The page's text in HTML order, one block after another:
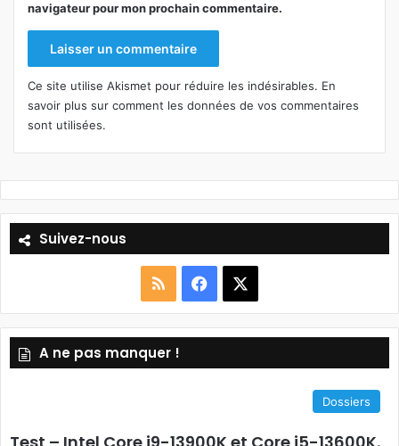
navigateur pour mon prochain commentaire.
Ce site utilise Akismet pour réduire les indésirables. En
savoir plus sur comment les données de vos commentaires
sont utilisées.
Suivez-nous
S
S
a
A ne pas manquer !
Dossiers